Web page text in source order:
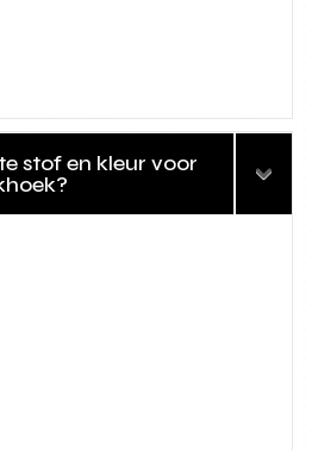
stof en kleur voor